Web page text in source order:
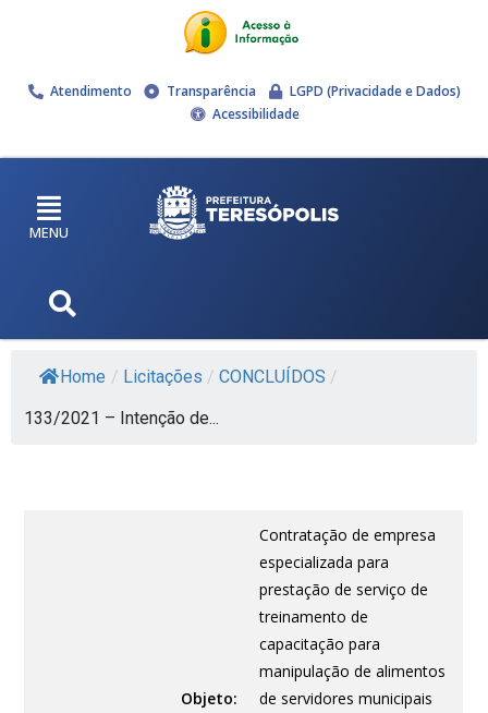
Atendimento Transparência
LGPD (Privacidade e Dados)
Acessibilidade
MENU
Home / Licitações / CONCLUÍDOS /
133/2021 – Intenção de...
Objeto:
Contratação de empresa
especializada para
prestação de serviço de
treinamento de
capacitação para
manipulação de alimentos
de servidores municipais